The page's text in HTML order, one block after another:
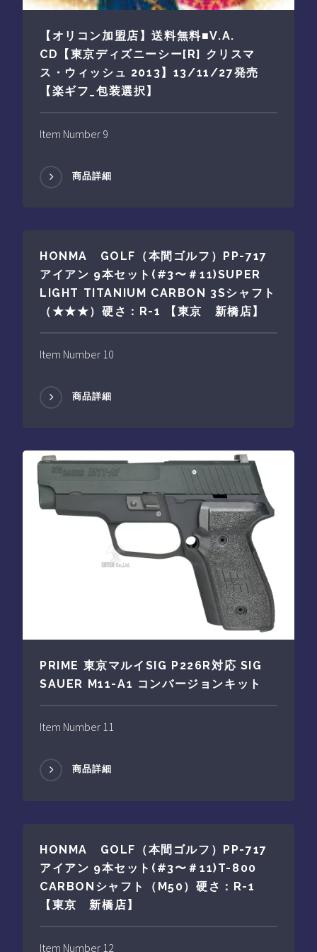
【オリコン加盟店】送料無料■V.A.
CD【東京ディズニーシー[R] クリスマ
ス・ウィッシュ 2013】13/11/27発売
【楽ギフ_包装選択】
Item Number 9
商品詳細
HONMA GOLF（本間ゴルフ）PP-717
アイアン 9本セット(#3〜＃11)SUPER
LIGHT TITANIUM CARBON 3Sシャフト
（★★★）硬さ：R-1 【東京 新橋店】
Item Number 10
商品詳細
PRIME 東京マルイSIG P226R対応 SIG
SAUER M11-A1 コンバージョンキット
Item Number 11
商品詳細
HONMA GOLF（本間ゴルフ）PP-717
アイアン 9本セット(#3〜＃11)T-800
CARBONシャフト（M50）硬さ：R-1
【東京 新橋店】
Item Number 12